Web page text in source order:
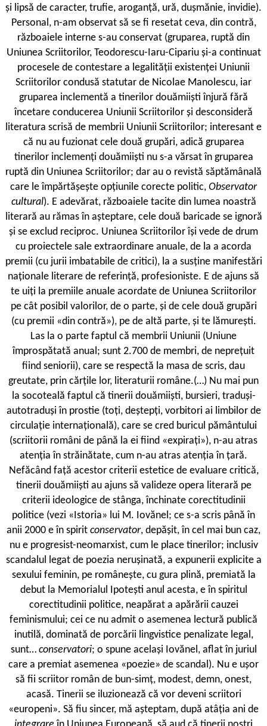
și lipsă de caracter, trufie, aroganță, ură, dușmănie, invidie).
Personal, n-am observat să se fi resetat ceva, din contră,
războaiele interne s-au conservat (gruparea, ruptă din
Uniunea Scriitorilor, Teodorescu-Iaru-Cipariu și-a continuat
procesele de contestare a legalității existenței Uniunii
Scriitorilor condusă statutar de Nicolae Manolescu, iar
gruparea inclementă a tinerilor douămiiști înjură fără
încetare conducerea Uniunii Scriitorilor și desconsideră
literatura scrisă de membrii Uniunii Scriitorilor; interesant e
că nu au fuzionat cele două grupări, adică gruparea
tinerilor inclemenți douămiiști nu s-a vărsat în gruparea
ruptă din Uniunea Scriitorilor; dar au o revistă săptămânală
care le împărtășește opțiunile corecte politic, Observator
cultural). E adevărat, războaiele tacite din lumea noastră
literară au rămas în așteptare, cele două baricade se ignoră
și se exclud reciproc. Uniunea Scriitorilor își vede de drum
cu proiectele sale extraordinare anuale, de la a acorda
premii (cu jurii imbatabile de critici), la a susține manifestări
naționale literare de referință, profesioniste. E de ajuns să
te uiți la premiile anuale acordate de Uniunea Scriitorilor
pe cât posibil valorilor, de o parte, și de cele două grupări
(cu premii «din contră»), pe de altă parte, și te lămurești.
Las la o parte faptul că membrii Uniunii (Uniune
împrospătată anual; sunt 2.700 de membri, de neprețuit
fiind seniorii), care se respectă la masa de scris, dau
greutate, prin cărțile lor, literaturii române.(…) Nu mai pun
la socoteală faptul că tinerii douămiiști, bursieri, traduși-
autotraduși în prostie (toți, deștepți, vorbitori ai limbilor de
circulație internațională), care se cred buricul pământului
(scriitorii români de până la ei fiind «expirați»), n-au atras
atenția în străinătate, cum n-au atras atenția în țară.
Nefăcând față acestor criterii estetice de evaluare critică,
tinerii douămiiști au ajuns să valideze opera literară pe
criterii ideologice de stânga, închinate corectitudinii
politice (vezi «Istoria» lui M. Iovănel; ce s-a scris până în
anii 2000 e în spirit conservator, depășit, în cel mai bun caz,
nu e progresist-neomarxist, cum le place tinerilor; inclusiv
scandalul legat de poezia nerușinată, a expunerii explicite a
sexului feminin, pe românește, cu gura plină, premiată la
debut la Memorialul Ipotești anul acesta, e în spiritul
corectitudinii politice, neapărat a apărării cauzei
feminismului; cei ce nu admit o asemenea lectură publică
inutilă, dominată de porcării lingvistice penalizate legal,
sunt… conservatori; o spune același Iovănel, aflat în juriul
care a premiat asemenea «poezie» de scandal). Nu e ușor
să fii scriitor român de bun-simț, modest, demn, onest,
acasă. Tinerii se iluzionează că vor deveni scriitori
«europeni». Să fiu sincer, mă așteptam, după atâția ani de